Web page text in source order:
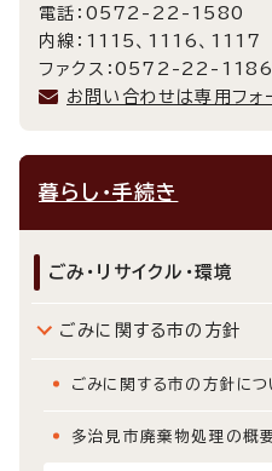
電話：0572-22-1580
内線：1115、1116、1117
ファクス：0572-22-1186
お問い合わせは専用フォ
暮らし・手続き
ごみ・リサイクル・環境
ごみに関する市の方針
ごみに関する市の方針につ
多治見市廃棄物処理の概